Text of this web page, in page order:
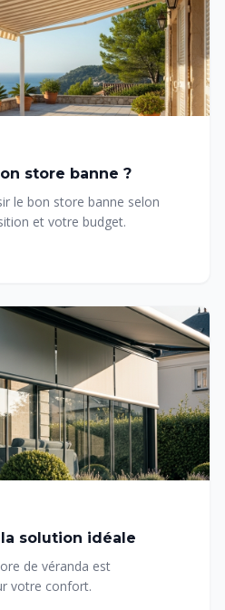
store banne ?
le bon store banne selon
et votre budget.
solution idéale
de véranda est
votre confort.